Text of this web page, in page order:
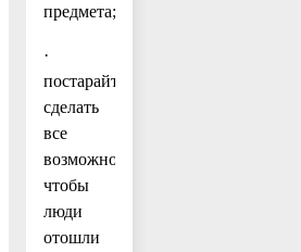
предмета;
·
постарайтесь
сделать
все
возможное,
чтобы
люди
отошли